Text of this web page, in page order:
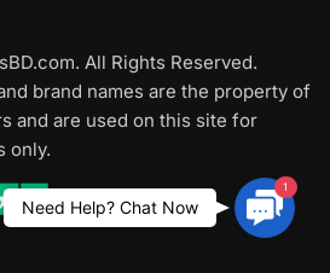
All Rights Reserved.
brand names are the property of
and are used on this site for
only.
1
Need Help? Chat Now